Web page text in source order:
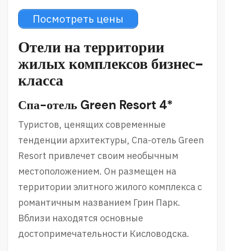
Посмотреть цены
Отели на территории
жилых комплексов бизнес-
класса
Спа-отель Green Resort 4*
Туристов, ценящих современные
тенденции архитектуры, Спа-отель Green
Resort привлечет своим необычным
местоположением. Он размещен на
территории элитного жилого комплекса с
романтичным названием Грин Парк.
Вблизи находятся основные
достопримечательности Кисловодска.